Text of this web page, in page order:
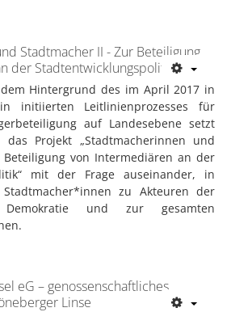
Stadtmacher II - Zur Beteiligung
der Stadtentwicklungspolitik
Hintergrund des im April 2017 in
initiierten Leitlinienprozesses für
auf Landesebene setzt
das Projekt „Stadtmacherinnen und
von Intermediären an der
mit der Frage auseinander, in
zu Akteuren der
Demokratie und zur gesamten
eG – genossenschaftliches
Linse